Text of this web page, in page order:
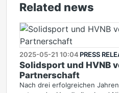
Related news
2025-05-21 10:04 PRESS
Solidsport und HVNB
Partnerschaft
Nach drei erfolgreichen